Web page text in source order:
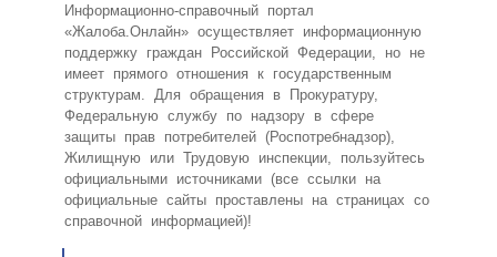
Информационно-справочный портал
«Жалоба.Онлайн» осуществляет информационную
поддержку граждан Российской Федерации, но не
имеет прямого отношения к государственным
структурам. Для обращения в Прокуратуру,
Федеральную службу по надзору в сфере
защиты прав потребителей (Роспотребнадзор),
Жилищную или Трудовую инспекции, пользуйтесь
официальными источниками (все ссылки на
официальные сайты проставлены на страницах со
справочной информацией)!